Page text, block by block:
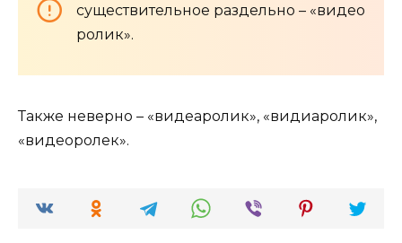
существительное раздельно – «видео
ролик».
Также неверно – «видеаролик», «видиаролик»,
«видеоролек».